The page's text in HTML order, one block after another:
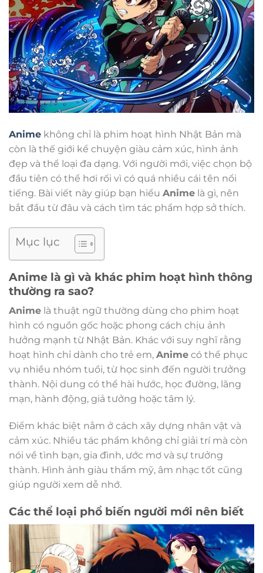
Anime không chỉ là phim hoạt hình Nhật Bản mà
còn là thế giới kể chuyện giàu cảm xúc, hình ảnh
đẹp và thể loại đa dạng. Với người mới, việc chọn bộ
đầu tiên có thể hơi rối vì có quá nhiều cái tên nổi
tiếng. Bài viết này giúp bạn hiểu Anime là gì, nên
bắt đầu từ đâu và cách tìm tác phẩm hợp sở thích.
Mục lục
Anime là gì và khác phim hoạt hình thông
thường ra sao?
Anime là thuật ngữ thường dùng cho phim hoạt
hình có nguồn gốc hoặc phong cách chịu ảnh
hưởng mạnh từ Nhật Bản. Khác với suy nghĩ rằng
hoạt hình chỉ dành cho trẻ em, Anime có thể phục
vụ nhiều nhóm tuổi, từ học sinh đến người trưởng
thành. Nội dung có thể hài hước, học đường, lãng
mạn, hành động, giả tưởng hoặc tâm lý.
Điểm khác biệt nằm ở cách xây dựng nhân vật và
cảm xúc. Nhiều tác phẩm không chỉ giải trí mà còn
nói về tình bạn, gia đình, ước mơ và sự trưởng
thành. Hình ảnh giàu thẩm mỹ, âm nhạc tốt cũng
giúp người xem dễ nhớ.
Các thể loại phổ biến người mới nên biết